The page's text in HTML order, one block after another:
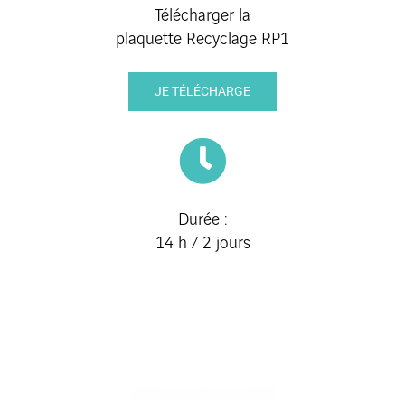
Télécharger la
plaquette Recyclage RP1
JE TÉLÉCHARGE
Durée :
14 h / 2 jours